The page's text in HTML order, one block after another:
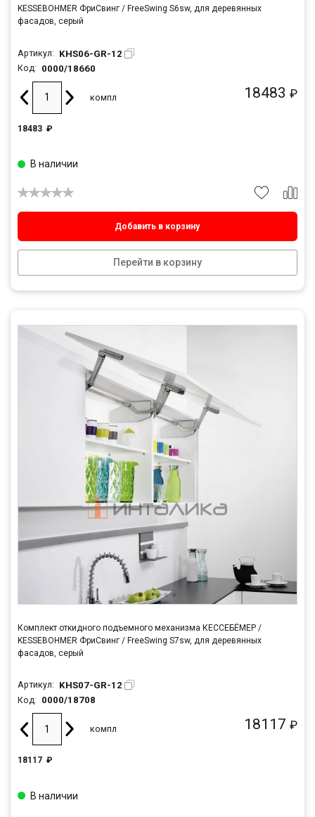
KESSEBOHMER ФриСвинг / FreeSwing S6sw, для деревянных
фасадов, серый
Артикул: KHS06-GR-12
Код: 0000/18660
18483 ₽
компл
18483 ₽
Добавить в корзину
Перейти в корзину
В наличии
Комплект откидного подъемного механизма КЕССЕБЁМЕР /
KESSEBOHMER ФриСвинг / FreeSwing S7sw, для деревянных
фасадов, серый
Артикул: KHS07-GR-12
Код: 0000/18708
18117 ₽
компл
18117 ₽
В наличии